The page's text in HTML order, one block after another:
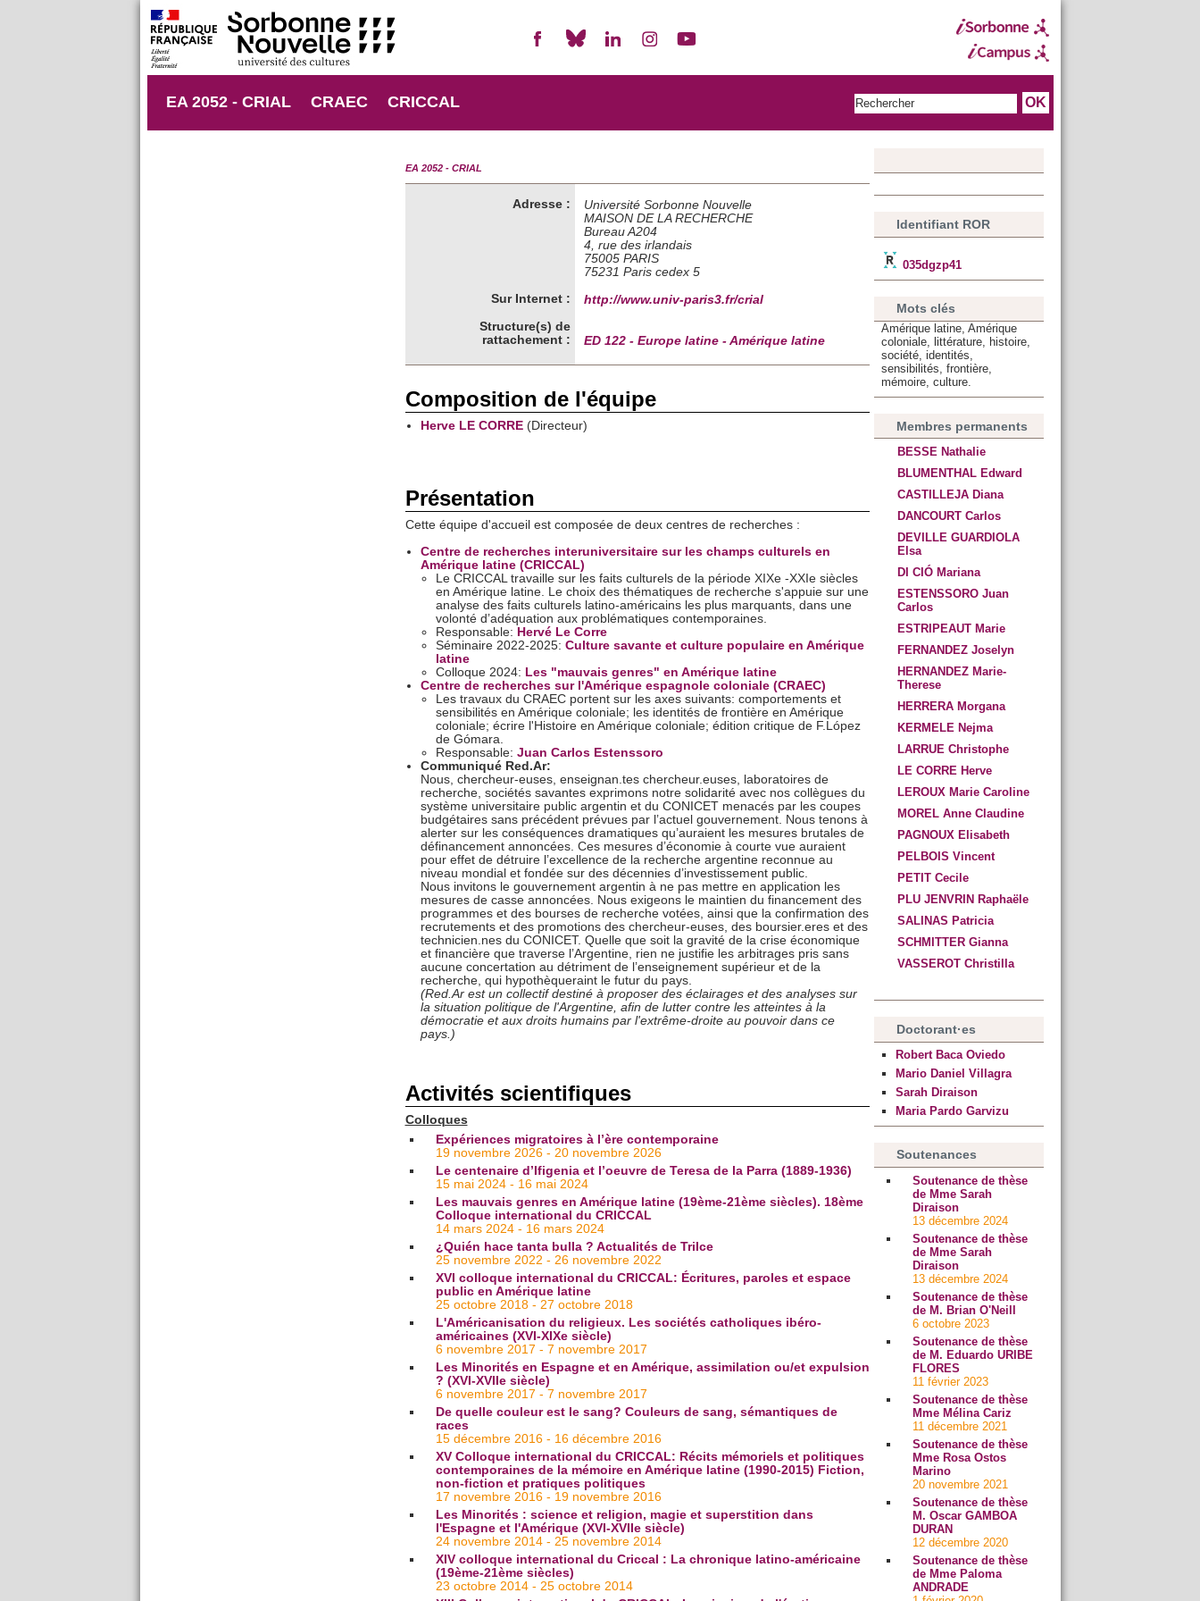
EA 2052 - CRIAL CRAEC CRICCAL
EA 2052 - CRIAL
Adresse :
Université Sorbonne Nouvelle
MAISON DE LA RECHERCHE
Bureau A204
4, rue des irlandais
75005 PARIS
75231 Paris cedex 5
Sur Internet :
http://www.univ-paris3.fr/crial
Structure(s) de
rattachement :
ED 122 - Europe latine - Amérique latine
Composition de l'équipe
Herve LE CORRE(Directeur)
Présentation
Cette équipe d'accueil est composée de deux centres de recherches :
Centre de recherches interuniversitaire sur les champs culturels en
Amérique latine (CRICCAL)
Le CRICCAL travaille sur les faits culturels de la période XIXe -XXIe siècles
en Amérique latine. Le choix des thématiques de recherche s'appuie sur une
analyse des faits culturels latino-américains les plus marquants, dans une
volonté d’adéquation aux problématiques contemporaines.
Responsable: Hervé Le Corre
Séminaire 2022-2025: Culture savante et culture populaire en Amérique
latine
Colloque 2024: Les "mauvais genres" en Amérique latine
Centre de recherches sur l'Amérique espagnole coloniale (CRAEC)
Les travaux du CRAEC portent sur les axes suivants: comportements et
sensibilités en Amérique coloniale; les identités de frontière en Amérique
coloniale; écrire l'Histoire en Amérique coloniale; édition critique de F.López
de Gómara.
Responsable: Juan Carlos Estenssoro
Communiqué Red.Ar:
Nous, chercheur-euses, enseignan.tes chercheur.euses, laboratoires de
recherche, sociétés savantes exprimons notre solidarité avec nos collègues du
système universitaire public argentin et du CONICET menacés par les coupes
budgétaires sans précédent prévues par l’actuel gouvernement. Nous tenons à
alerter sur les conséquences dramatiques qu’auraient les mesures brutales de
définancement annoncées. Ces mesures d’économie à courte vue auraient
pour effet de détruire l’excellence de la recherche argentine reconnue au
niveau mondial et fondée sur des décennies d’investissement public.
Nous invitons le gouvernement argentin à ne pas mettre en application les
mesures de casse annoncées. Nous exigeons le maintien du financement des
programmes et des bourses de recherche votées, ainsi que la confirmation des
recrutements et des promotions des chercheur-euses, des boursier.eres et des
technicien.nes du CONICET. Quelle que soit la gravité de la crise économique
et financière que traverse l’Argentine, rien ne justifie les arbitrages pris sans
aucune concertation au détriment de l’enseignement supérieur et de la
recherche, qui hypothèqueraint le futur du pays.
(Red.Ar est un collectif destiné à proposer des éclairages et des analyses sur
la situation politique de l'Argentine, afin de lutter contre les atteintes à la
démocratie et aux droits humains par l'extrême-droite au pouvoir dans ce
pays.)
Activités scientifiques
Colloques
Expériences migratoires à l’ère contemporaine
19 novembre 2026 - 20 novembre 2026
Le centenaire d’Ifigenia et l’oeuvre de Teresa de la Parra (1889-1936)
15 mai 2024 - 16 mai 2024
Les mauvais genres en Amérique latine (19ème-21ème siècles). 18ème
Colloque international du CRICCAL
14 mars 2024 - 16 mars 2024
¿Quién hace tanta bulla ? Actualités de Trilce
25 novembre 2022 - 26 novembre 2022
XVI colloque international du CRICCAL: Écritures, paroles et espace
public en Amérique latine
25 octobre 2018 - 27 octobre 2018
L'Américanisation du religieux. Les sociétés catholiques ibéro-
américaines (XVI-XIXe siècle)
6 novembre 2017 - 7 novembre 2017
Les Minorités en Espagne et en Amérique, assimilation ou/et expulsion
? (XVI-XVIIe siècle)
6 novembre 2017 - 7 novembre 2017
De quelle couleur est le sang? Couleurs de sang, sémantiques de
races
15 décembre 2016 - 16 décembre 2016
XV Colloque international du CRICCAL: Récits mémoriels et politiques
contemporaines de la mémoire en Amérique latine (1990-2015) Fiction,
non-fiction et pratiques politiques
17 novembre 2016 - 19 novembre 2016
Les Minorités : science et religion, magie et superstition dans
l'Espagne et l'Amérique (XVI-XVIIe siècle)
24 novembre 2014 - 25 novembre 2014
XIV colloque international du Criccal : La chronique latino-américaine
(19ème-21ème siècles)
23 octobre 2014 - 25 octobre 2014
Identifiant ROR
035dgzp41
Mots clés
Amérique latine, Amérique
coloniale, littérature, histoire,
société, identités,
sensibilités, frontière,
mémoire, culture.
Membres permanents
BESSE Nathalie
BLUMENTHAL Edward
CASTILLEJA Diana
DANCOURT Carlos
DEVILLE GUARDIOLA
Elsa
DI CIÓ Mariana
ESTENSSORO Juan
Carlos
ESTRIPEAUT Marie
FERNANDEZ Joselyn
HERNANDEZ Marie-
Therese
HERRERA Morgana
KERMELE Nejma
LARRUE Christophe
LE CORRE Herve
LEROUX Marie Caroline
MOREL Anne Claudine
PAGNOUX Elisabeth
PELBOIS Vincent
PETIT Cecile
PLU JENVRIN Raphaële
SALINAS Patricia
SCHMITTER Gianna
VASSEROT Christilla
Doctorant·es
Robert Baca Oviedo
Mario Daniel Villagra
Sarah Diraison
Maria Pardo Garvizu
Soutenances
Soutenance de thèse
de Mme Sarah
Diraison
13 décembre 2024
Soutenance de thèse
de Mme Sarah
Diraison
13 décembre 2024
Soutenance de thèse
de M. Brian O'Neill
6 octobre 2023
Soutenance de thèse
de M. Eduardo URIBE
FLORES
11 février 2023
Soutenance de thèse
Mme Mélina Cariz
11 décembre 2021
Soutenance de thèse
Mme Rosa Ostos
Marino
20 novembre 2021
Soutenance de thèse
M. Oscar GAMBOA
DURAN
12 décembre 2020
Soutenance de thèse
de Mme Paloma
ANDRADE